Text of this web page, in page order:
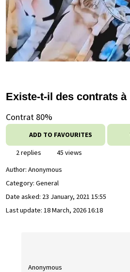
Existe-t-il des contrats
Contrat 80%
ADD TO FAVOURITES
2 replies
45 views
Author: Anonymous
Category: General
Date asked: 23 January, 2021 15:55
Last update: 18 March, 2026 16:18
Anonymous